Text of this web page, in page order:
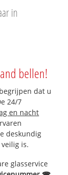
in
bellen!
dat u
24/7
en nacht
deskundig
is.
glasservice